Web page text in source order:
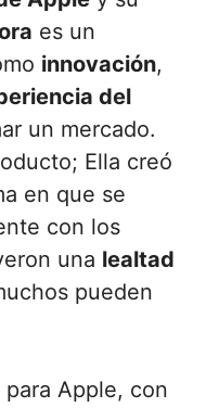
es un
innovación,
del
un mercado.
Ella creó
en que se
con los
una lealtad
pueden
Apple, con